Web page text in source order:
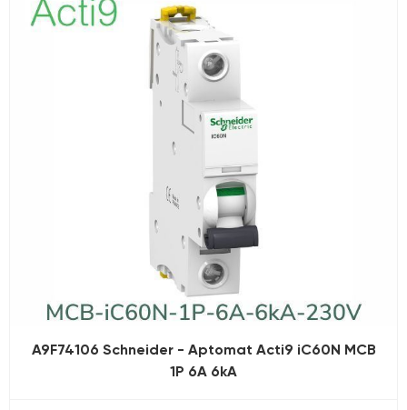
A9F74106 Schneider - Aptomat Acti9 iC60N MCB
1P 6A 6kA